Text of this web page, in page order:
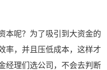
本呢？为了吸引到大资金的
率，并且压低成本，这样才
经理们选公司，不会去判断